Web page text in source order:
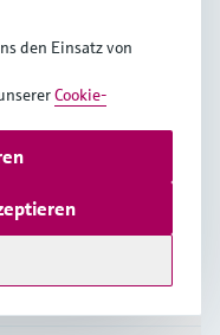
den Einsatz von
Cookie-